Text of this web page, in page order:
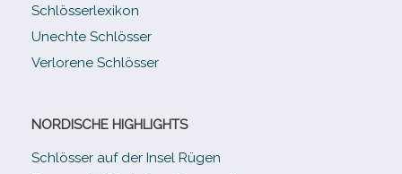
Schlösserlexikon
Unechte Schlösser
Verlorene Schlösser
NORDISCHE HIGHLIGHTS
Schlösser auf der Insel Rügen